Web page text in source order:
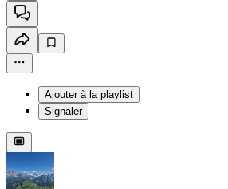
Ajouter à la playlist
Signaler